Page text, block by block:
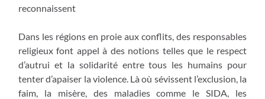
reconnaissent
Dans les régions en proie aux conflits, des responsables
religieux font appel à des notions telles que le respect
d’autrui et la solidarité entre tous les humains pour
tenter d’apaiser la violence. Là où sévissent l’exclusion, la
faim, la misère, des maladies comme le SIDA, les